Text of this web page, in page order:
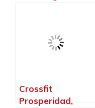
Crossfit
Prosperidad,